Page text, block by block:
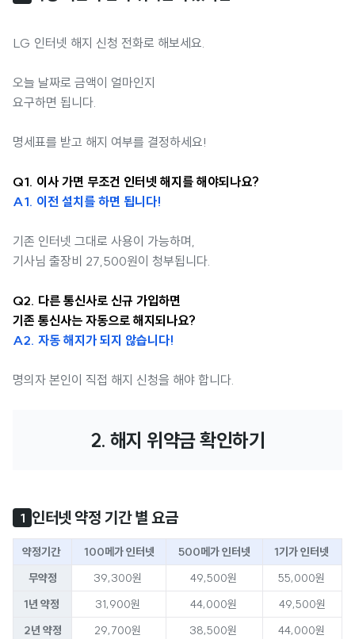
LG 인터넷 해지 신청 전화로 해보세요.
오늘 날짜로 금액이 얼마인지
요구하면 됩니다.
명세표를 받고 해지 여부를 결정하세요!
Q1. 이사 가면 무조건 인터넷 해지를 해야되나요?
A1. 이전 설치를 하면 됩니다!
기존 인터넷 그대로 사용이 가능하며,
기사님 출장비 27,500원이 청부됩니다.
Q2. 다른 통신사로 신규 가입하면
기존 통신사는 자동으로 해지되나요?
A2. 자동 해지가 되지 않습니다!
명의자 본인이 직접 해지 신청을 해야 합니다.
2. 해지 위약금 확인하기
1 인터넷 약정 기간 별 요금
약정기간 100메가 인터넷 500메가 인터넷
1기가 인터넷
무약정
39,300원 49,500원
55,000원
1년 약정
31,900원 44,000원
49,500원
2년 약정
29,700원 38,500원
44,000원